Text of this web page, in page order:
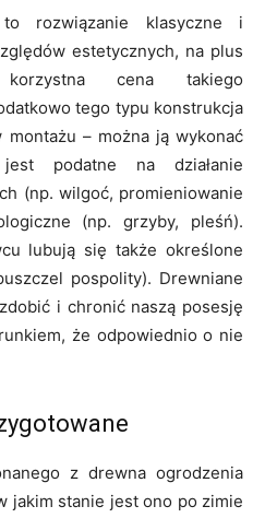
rozwiązanie klasyczne i
estetycznych, na plus
cena takiego
tego typu konstrukcja
– można ją wykonać
podatne na działanie
(np. wilgoć, promieniowanie
(np. grzyby, pleśń).
lubują się także określone
pospolity). Drewniane
i chronić naszą posesję
że odpowiednio o nie
z drewna ogrodzenia
jakim stanie jest ono po zimie